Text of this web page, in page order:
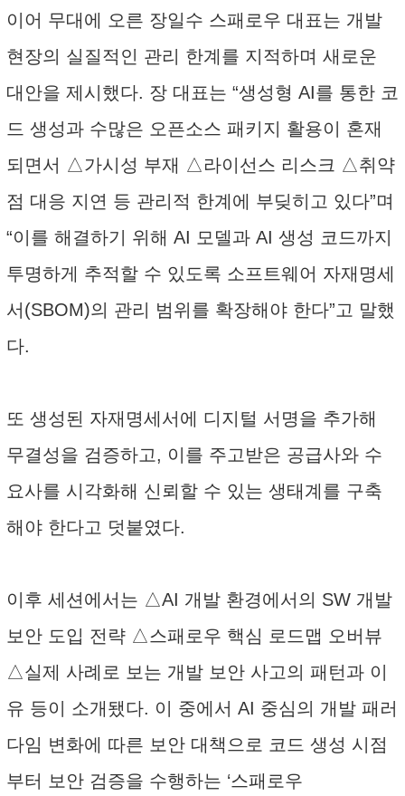
이어 무대에 오른 장일수 스패로우 대표는 개발
현장의 실질적인 관리 한계를 지적하며 새로운
대안을 제시했다. 장 대표는 “생성형 AI를 통한 코
드 생성과 수많은 오픈소스 패키지 활용이 혼재
되면서 △가시성 부재 △라이선스 리스크 △취약
점 대응 지연 등 관리적 한계에 부딪히고 있다”며
“이를 해결하기 위해 AI 모델과 AI 생성 코드까지
투명하게 추적할 수 있도록 소프트웨어 자재명세
서(SBOM)의 관리 범위를 확장해야 한다”고 말했
다.
또 생성된 자재명세서에 디지털 서명을 추가해
무결성을 검증하고, 이를 주고받은 공급사와 수
요사를 시각화해 신뢰할 수 있는 생태계를 구축
해야 한다고 덧붙였다.
이후 세션에서는 △AI 개발 환경에서의 SW 개발
보안 도입 전략 △스패로우 핵심 로드맵 오버뷰
△실제 사례로 보는 개발 보안 사고의 패턴과 이
유 등이 소개됐다. 이 중에서 AI 중심의 개발 패러
다임 변화에 따른 보안 대책으로 코드 생성 시점
부터 보안 검증을 수행하는 ‘스패로우